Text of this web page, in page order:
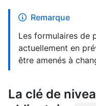
Remarque
Les formulaires de
actuellement en
être amenés à
La clé de